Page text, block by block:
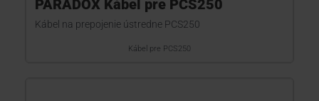
PARADOX Kábel pre PCS250
Kábel na prepojenie ústredne PCS250
Kábel pre PCS250